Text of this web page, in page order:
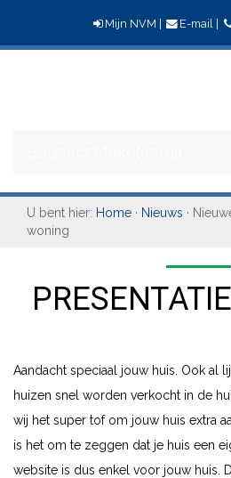
Mijn NVM E-mail|
U bent hier: Home · Nieuws ·
woning
Aandacht speciaal jouw huis. Ook al
huizen snel worden verkocht in de
wij het super tof om jouw huis extra
is het om te zeggen dat je huis een
website is dus enkel voor jouw huis.